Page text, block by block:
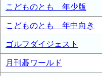
こどものとも 年少版
こどものとも 年中向き
ゴルフダイジェスト
月刊碁ワールド